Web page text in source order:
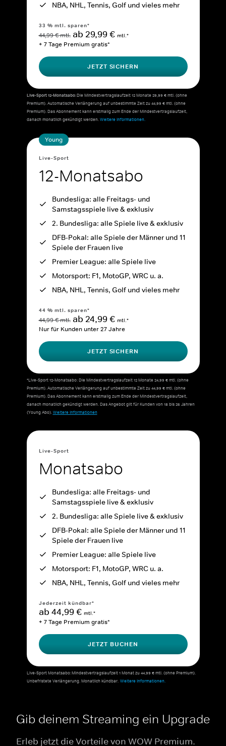
NBA, NHL, Tennis, Golf und vieles mehr
33 % mtl. sparen*
44,99 € mtl. ab 29,99 € mtl.*
+ 7 Tage Premium gratis*
JETZT SICHERN
Live-Sport 12-Monatsabo:Die Mindestvertragslaufzeit 12 Monate 29,99 € mtl. (ohne
Premium). Automatische Verlängerung auf unbestimmte Zeit zu 44,99 € mtl. (ohne
Premium). Das Abonnement kann erstmalig zum Ende der Mindestvertragslaufzeit,
danach monatlich gekündigt werden.Weitere Informationen.
Young
Live-Sport
12-Monatsabo
Bundesliga: alle Freitags- und
Samstagsspiele live & exklusiv
2. Bundesliga: alle Spiele live & exklusiv
DFB-Pokal: alle Spiele der Männer und 11
Spiele der Frauen live
Premier League: alle Spiele live
Motorsport: F1, MotoGP, WRC u. a.
NBA, NHL, Tennis, Golf und vieles mehr
44 % mtl. sparen*
44,99 € mtl. ab 24,99 € mtl.*
Nur für Kunden unter 27 Jahre
JETZT SICHERN
*Live-Sport 12-Monatsabo: Die Mindestvertragslaufzeit 12 Monate 24,99 € mtl. (ohne
Premium). Automatische Verlängerung auf unbestimmte Zeit zu 44,99 € mtl. (ohne
Premium). Das Abonnement kann erstmalig zum Ende der Mindestvertragslaufzeit,
danach monatlich gekündigt werden. Das Angebot gilt für Kunden von 18 bis 26 Jahren
(Young Abo).Weitere Informationen
Live-Sport
Monatsabo
Bundesliga: alle Freitags- und
Samstagsspiele live & exklusiv
2. Bundesliga: alle Spiele live & exklusiv
DFB-Pokal: alle Spiele der Männer und 11
Spiele der Frauen live
Premier League: alle Spiele live
Motorsport: F1, MotoGP, WRC u. a.
NBA, NHL, Tennis, Golf und vieles mehr
Jederzeit kündbar*
ab 44,99 € mtl.*
+ 7 Tage Premium gratis*
JETZT BUCHEN
Live-Sport Monatsabo: Mindestvertragslaufzeit 1 Monat zu 44,99 € mtl. (ohne Premium).
Unbefristete Verlängerung. Monatlich kündbar. Weitere Informationen.
Gib deinem Streaming ein Upgrade
Erleb jetzt die Vorteile von WOW Premium.